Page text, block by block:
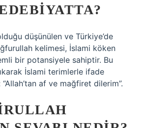
düşünülen ve Türkiye’de
kelimesi, İslami köken
bir potansiyele sahiptir. Bu
İslami terimlerle ifade
af ve mağfiret dilerim”.